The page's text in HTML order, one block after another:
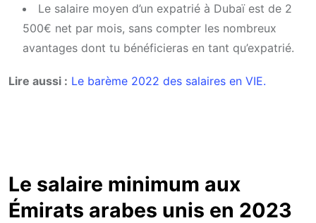
Le salaire moyen d’un expatrié à Dubaï est de 2
500€ net par mois, sans compter les nombreux
avantages dont tu bénéficieras en tant qu’expatrié.
Lire aussi : Le barème 2022 des salaires en VIE.
Le salaire minimum aux
Émirats arabes unis en 2023